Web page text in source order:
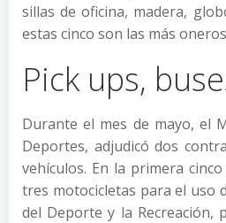
sillas de oficina, madera,
estas cinco son las más
Pick ups,
Durante el mes de mayo, el
Deportes, adjudicó dos
vehículos. En la primera
tres motocicletas para el uso
del Deporte y la